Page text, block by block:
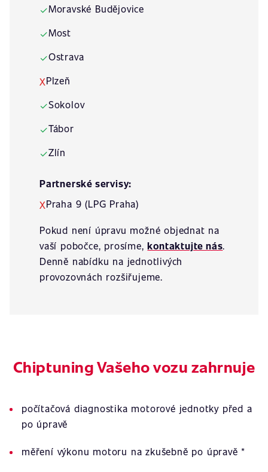
✓Moravské Budějovice
✓Most
✓Ostrava
XPlzeň
✓Sokolov
✓Tábor
✓Zlín
Partnerské servisy:
XPraha 9 (LPG Praha)
Pokud není úpravu možné objednat na
vaší pobočce, prosíme,kontaktujte nás.
Denně nabídku na jednotlivých
provozovnách rozšiřujeme.
Chiptuning Vašeho vozu zahrnuje
počítačová diagnostika motorové jednotky před a
po úpravě
měření výkonu motoru na zkušebně po úpravě *